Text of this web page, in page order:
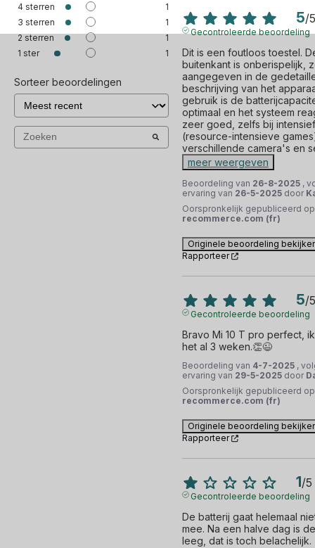
4 sterren
1
3 sterren
1
2sterren
1
1 ster 1
Sorteer beoordelingen
5/5
Gecontroleerde beoordeling
Dit is een foutloos toestel.
buitenkant is onberispelijk,
aangegeven in de
beschrijving van het
gebruik is de
optimaal en het systeem
zeer goed, zelfs bij
(resource-intensieve
verschillende camera's en
meer weergeven
Beoordeling van 26-8-2025 ,
ervaring van 26-5-2025 door
Oorspronkelijk gepubliceerd op
recommerce.com (fr)
Originele beoordeling
Rapporteer
5/5
Gecontroleerde beoordeling
Bravo Mi 10 T pro perfect,
het al 3 weken.👏😉
Beoordeling van 4-7-2025 ,
ervaring van 29-5-2025 door
Oorspronkelijk gepubliceerd op
recommerce.com (fr)
Originele beoordeling
Rapporteer
1/5
Gecontroleerde beoordeling
De batterij gaat helemaal
mee. Na een halve dag is
leeg, dat is toch belachelijk.